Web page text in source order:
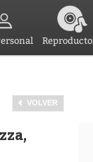
VOLVER